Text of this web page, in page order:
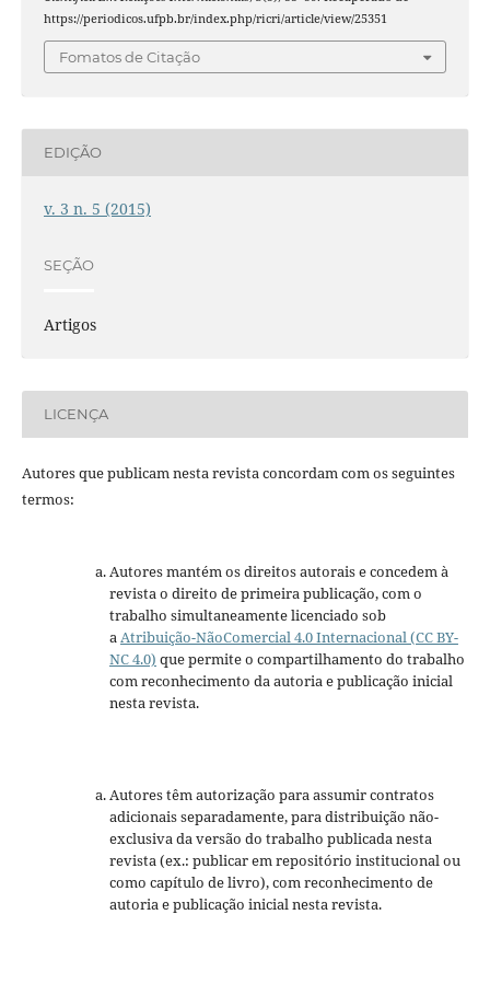
https://periodicos.ufpb.br/index.php/ricri/article/view/25351
Fomatos de Citação
EDIÇÃO
v. 3 n. 5 (2015)
SEÇÃO
Artigos
LICENÇA
Autores que publicam nesta revista concordam com os seguintes
termos:
Autores mantém os direitos autorais e concedem à
revista o direito de primeira publicação, com o
trabalho simultaneamente licenciado sob
a Atribuição-NãoComercial 4.0 Internacional (CC BY-
NC 4.0) que permite o compartilhamento do trabalho
com reconhecimento da autoria e publicação inicial
nesta revista.
Autores têm autorização para assumir contratos
adicionais separadamente, para distribuição não-
exclusiva da versão do trabalho publicada nesta
revista (ex.: publicar em repositório institucional ou
como capítulo de livro), com reconhecimento de
autoria e publicação inicial nesta revista.